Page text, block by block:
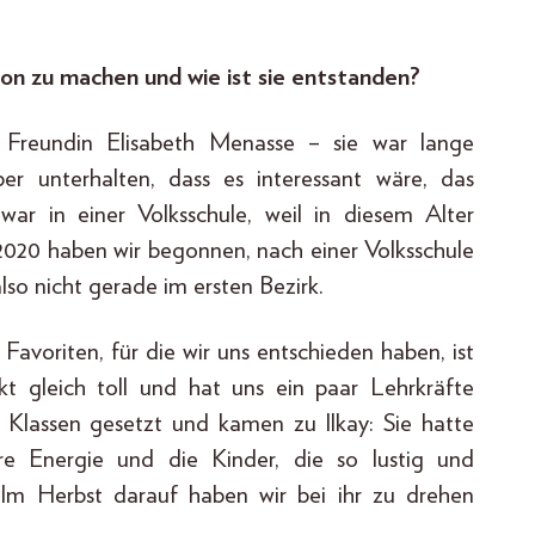
zu machen und wie ist sie entstanden?
Elisabeth Menasse – sie war lange
unterhalten, dass es interessant wäre, das
in einer Volksschule, weil in diesem Alter
haben wir begonnen, nach einer Volksschule
nicht gerade im ersten Bezirk.
für die wir uns entschieden haben, ist
gleich toll und hat uns ein paar Lehrkräfte
gesetzt und kamen zu Ilkay: Sie hatte
Energie und die Kinder, die so lustig und
Herbst darauf haben wir bei ihr zu drehen